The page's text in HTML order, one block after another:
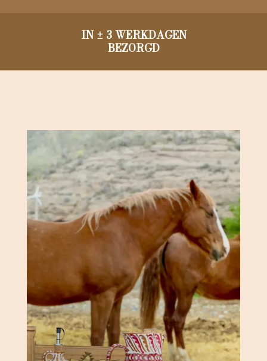
IN ± 3 WERKDAGEN
BEZORGD